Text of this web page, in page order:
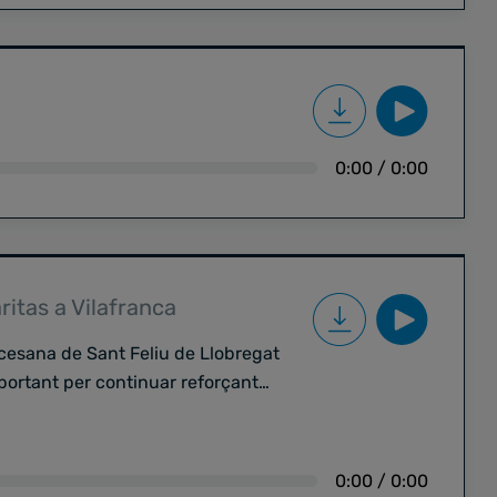
descobrim la tasca que Càritas
0:00 / 0:00
a Vilafranca
de Sant Feliu de Llobregat
per continuar reforçant
director de Càritas
0:00 / 0:00